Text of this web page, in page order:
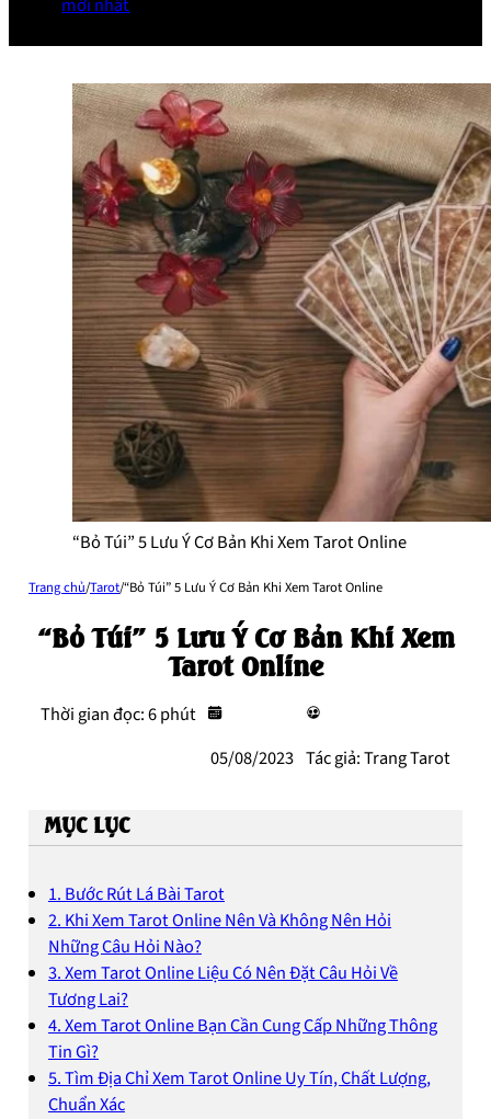
mới nhất
“Bỏ Túi” 5 Lưu Ý Cơ Bản Khi Xem Tarot Online
Trang chủ/Tarot/“Bỏ Túi” 5 Lưu Ý Cơ Bản Khi Xem Tarot Online
“Bỏ Túi” 5 Lưu Ý Cơ Bản Khi Xem
Tarot Online
Thời gian đọc: 6 phút
05/08/2023 Tác giả: Trang Tarot
MỤC LỤC
1. Bước Rút Lá Bài Tarot
2. Khi Xem Tarot Online Nên Và Không Nên Hỏi
Những Câu Hỏi Nào?
3. Xem Tarot Online Liệu Có Nên Đặt Câu Hỏi Về
Tương Lai?
4. Xem Tarot Online Bạn Cần Cung Cấp Những Thông
Tin Gì?
5. Tìm Địa Chỉ Xem Tarot Online Uy Tín, Chất Lượng,
Chuẩn Xác